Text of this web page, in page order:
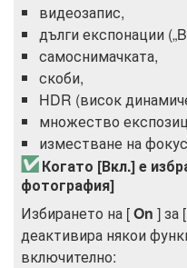
видеозапис,
дълги експонации
самоснимачката,
скоби,
HDR (висок
множество
изместване на
Когато [Вкл.] е
фотография]
Избирането на [On ] за [
деактивира някои
включително: